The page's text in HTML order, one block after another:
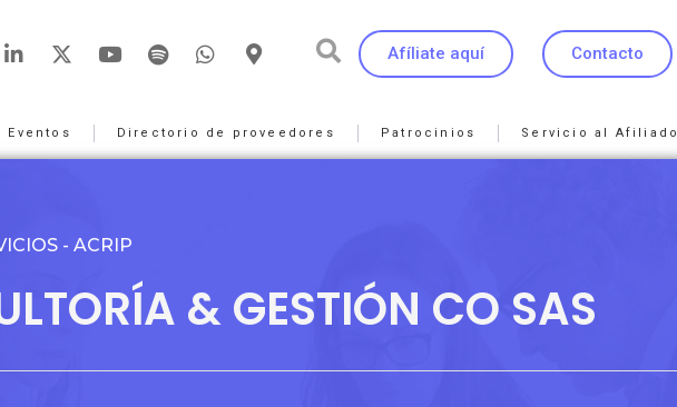
Afíliate aquí Contacto
Eventos Directorio de proveedores Patrocinios Servicio al Afiliado
- ACRIP
& GESTIÓN CO SAS